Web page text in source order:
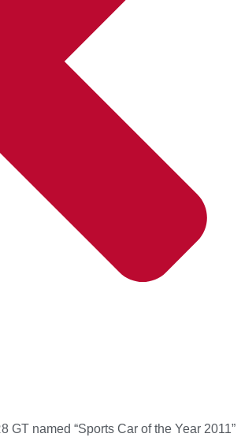
GT named “Sports Car of the Year 2011”